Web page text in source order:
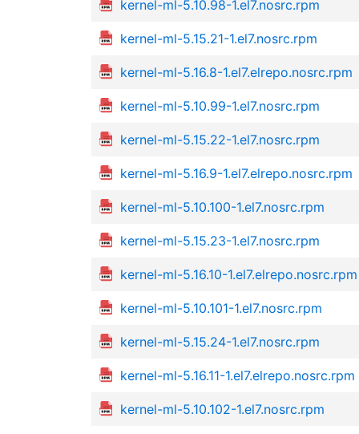
kernel-ml-5.10.98-1.el7.nosrc.rpm
kernel-ml-5.15.21-1.el7.nosrc.rpm
kernel-ml-5.16.8-1.el7.elrepo.nosrc.rpm
kernel-ml-5.10.99-1.el7.nosrc.rpm
kernel-ml-5.15.22-1.el7.nosrc.rpm
kernel-ml-5.16.9-1.el7.elrepo.nosrc.rpm
kernel-ml-5.10.100-1.el7.nosrc.rpm
kernel-ml-5.15.23-1.el7.nosrc.rpm
kernel-ml-5.16.10-1.el7.elrepo.nosrc.rpm
kernel-ml-5.10.101-1.el7.nosrc.rpm
kernel-ml-5.15.24-1.el7.nosrc.rpm
kernel-ml-5.16.11-1.el7.elrepo.nosrc.rpm
kernel-ml-5.10.102-1.el7.nosrc.rpm